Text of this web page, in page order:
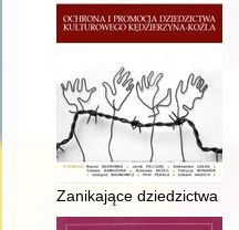
Zanikające dziedzictwa :